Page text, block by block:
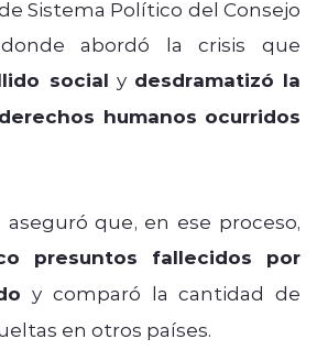
Sistema Político del Consejo
donde abordó la crisis que
social y desdramatizó la
humanos ocurridos
que, en ese proceso,
presuntos fallecidos por
y comparó la cantidad de
en otros países.